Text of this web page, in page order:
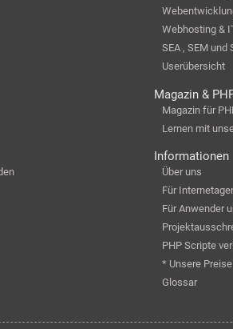
Webhosting &
SEA , SEM und
Userübersicht
Magazin &
Magazin für
Lernen mit
Informationen
Über uns
Für
Für Anwender
PHP Scripte
* Unsere Preise
Glossar